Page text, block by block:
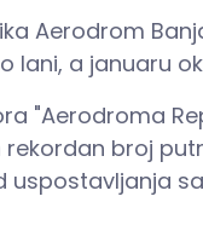
Aerodrom
lani, a januaru
"Aerodroma
broj